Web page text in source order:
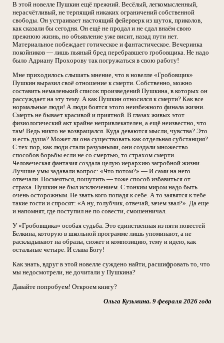
В этой новелле Пушкин ещё прежний. Весёлый, легкомысленный,
нерасчётливый, не терпящий никаких ограничений собственной
свободы. Он устраивает настоящий фейерверк из шуток, приколов,
как сказали бы сегодня. Он ещё не продал и не сдал внаём свою
прежнюю жизнь, но объявление уже висит, назад пути нет.
Материальное побеждает готическое и фантастическое. Вечеринка
покойников — лишь пьяный бред перебравшего гробовщика. Не надо
было Адриану Прохорову так погружаться в свою работу!
Мне приходилось слышать мнение, что в новелле «Гробовщик»
Пушкин выразил своё отношение к смерти. Собственно, можно
составить немаленький список произведений Пушкина, в которых он
рассуждает на эту тему. А как Пушкин относился к смерти? Как все
нормальные люди! А люди боятся этого неизбежного финала жизни.
Смерть не бывает красивой и приятной. В глазах живых этот
физиологический акт крайне непривлекателен, а ещё неизвестно, что
там! Ведь никто не возвращался. Куда деваются мысли, чувства? Это
и есть душа? Может ли она существовать как отдельная субстанция?
С тех пор, как люди стали разумными, они создали множество
способов борьбы если не со смертью, то страхом смерти.
Человеческая фантазия создала целую иерархию загробной жизни.
Лучшие умы задавали вопрос: «Что потом?» — И сами на него
отвечали. Посмеяться, пошутить — тоже способ избавиться от
страха. Пушкин не был исключением. С тонким миром надо быть
очень осторожным. Не звать кого попадя к себе. А то заявятся к тебе
такие гости и спросят: «А ну, голубчик, отвечай, зачем звал?». Да еще
и напомнят, где поступил не по совести, смошенничал.
У «Гробовщика» особая судьба. Это единственная из пяти повестей
Белкина, которую в школьной программе лишь упоминают, а не
раскладывают на образы, сюжет и композицию, тему и идею, как
остальные четыре. И слава Богу!
Как знать, вдруг в этой новелле суждено найти, расшифровать то, что
мы недосмотрели, не дочитали у Пушкина?
Давайте попробуем! Откроем книгу?
Ольга Кузьмина. 9 февраля 2026 года